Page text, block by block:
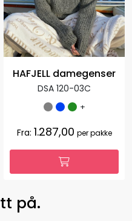
HAFJELL damegenser
DSA 120-03C
+
Fra: 1.287,00 per pakke
på.